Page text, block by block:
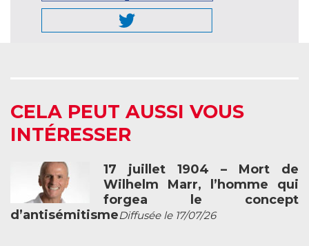
CELA PEUT AUSSI VOUS
INTÉRESSER
17 juillet 1904 – Mort de
Wilhelm Marr, l’homme qui
forgea le concept
d’antisémitismeDiffusée le 17/07/26